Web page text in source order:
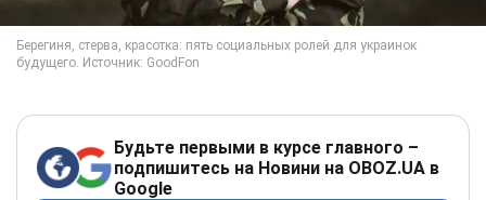
Будьте первыми в курсе главного –
подпишитесь на Новини на OBOZ.UA в
Google